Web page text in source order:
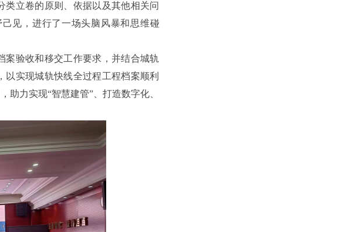
立卷的原则、依据以及其他相关问
见，进行了一场头脑风暴和思维碰
验收和移交工作要求，并结合城轨
实现城轨快线全过程工程档案顺利
助力实现“智慧建管”、打造数字化、